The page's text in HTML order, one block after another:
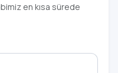
en kısa sürede